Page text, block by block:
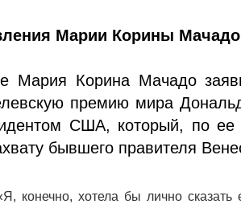
Марии Корины Мачадо
Мария Корина Мачадо
премию мира
США, который, по ее
бывшего правителя
конечно, хотела бы лично